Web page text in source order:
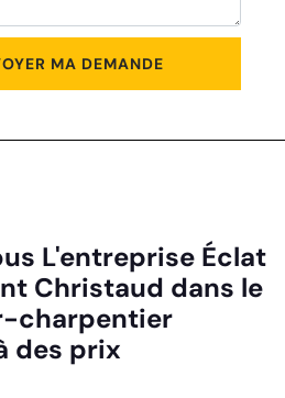
L'entreprise Éclat
Christaud dans le
charpentier
des prix